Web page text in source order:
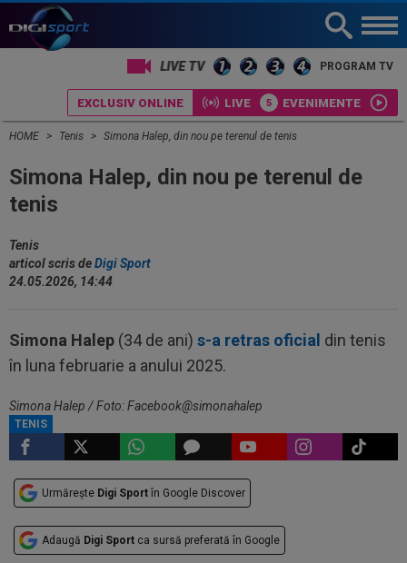
LIVE TV PROGRAM TV
EXCLUSIV ONLINE LIVE EVENIMENTE
HOME Tenis Simona Halep, din nou pe terenul de tenis
Simona Halep, din nou pe terenul de
tenis
Tenis
articol scris deDigi Sport
24.05.2026, 14:44
Simona Halep (34 de ani) s-a retras oficial din tenis
în luna februarie a anului 2025.
TENIS
Simona Halep / Foto: Facebook@simonahalep
Urmărește Digi Sport în Google Discover
Adaugă Digi Sport ca sursă preferată în Google